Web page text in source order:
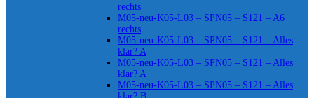
rechts
M05-neu-K05-L03 – SPN05 – S121 – A6
rechts
M05-neu-K05-L03 – SPN05 – S121 – Alles
klar? A
M05-neu-K05-L03 – SPN05 – S121 – Alles
klar? A
M05-neu-K05-L03 – SPN05 – S121 – Alles